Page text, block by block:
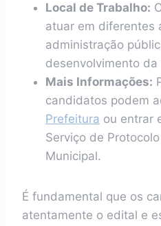
Local de Trabalho:
atuar em diferentes
administração
desenvolvimento
Mais Informações:
candidatos podem
Prefeitura ou entrar
Serviço de
Municipal.
É fundamental que os
atentamente o edital e